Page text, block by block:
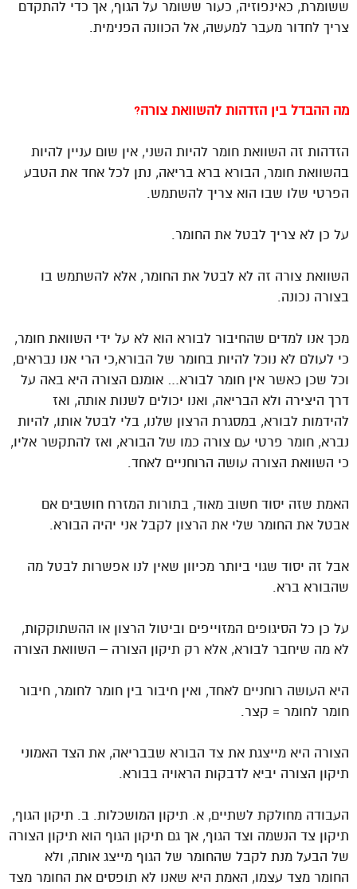
ששומרת, כאינפוזיה, כעור ששומר על הגוף, אך כדי להתקדם
צריך לחדור מעבר למעשה, אל הכוונה הפנימית.
מה ההבדל בין הזדהות להשוואת צורה?
הזדהות זה השוואת חומר להיות השני, אין שום עניין להיות
בהשוואת חומר, הבורא ברא בריאה, נתן לכל אחד את הטבע
הפרטי שלו שבו הוא צריך להשתמש.
על כן לא צריך לבטל את החומר.
השוואת צורה זה לא לבטל את החומר, אלא להשתמש בו
בצורה נכונה.
מכך אנו למדים שהחיבור לבורא הוא לא על ידי השוואת חומר,
כי לעולם לא נוכל להיות בחומר של הבורא,כי הרי אנו נבראים,
וכל שכן כאשר אין חומר לבורא… אומנם הצורה היא באה על
דרך היצירה ולא הבריאה, ואנו יכולים לשנות אותה, ואז
להידמות לבורא, במסגרת הרצון שלנו, בלי לבטל אותו, להיות
נברא, חומר פרטי עם צורה כמו של הבורא, ואז להתקשר אליו,
כי השוואת הצורה עושה הרוחניים לאחד.
האמת שזה יסוד חשוב מאוד, בתורות המזרח חושבים אם
אבטל את החומר שלי את הרצון לקבל אני יהיה הבורא.
אבל זה יסוד שגוי ביותר מכיוון שאין לנו אפשרות לבטל מה
שהבורא ברא.
על כן כל הסיגופים המזוייפים וביטול הרצון או ההשתוקקות,
לא מה שיחבר לבורא, אלא רק תיקון הצורה – השוואת הצורה
היא העושה רוחניים לאחד, ואין חיבור בין חומר לחומר, חיבור
חומר לחומר = קצר.
הצורה היא מייצגת את צד הבורא שבבריאה, את הצד האמוני
תיקון הצורה יביא לדבקות הראויה בבורא.
העבודה מחולקת לשתיים, א. תיקון המושכלות. ב. תיקון הגוף,
תיקון צד הנשמה וצד הגוף, אך גם תיקון הגוף הוא תיקון הצורה
של הבעל מנת לקבל שהחומר של הגוף מייצג אותה, ולא
החומר מצד עצמו, האמת היא שאנו לא תופסים את החומר מצד